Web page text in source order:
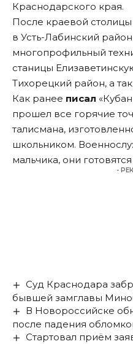
Краснодарского края.
После краевой
в Усть-Лабинский
многопрофильный
станицы
Тихорецкий район, а
Как ранее писал
прошел все горячие
талисмана,
школьником.
мальчика, они
-
Суд Краснодара
бывшей замглавы
В Новороссийске
после падения
Стартовал приём